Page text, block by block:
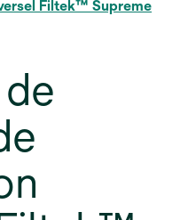
Filtek™ Supreme